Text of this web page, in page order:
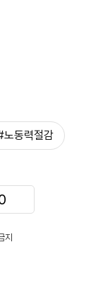
노동력절감
지